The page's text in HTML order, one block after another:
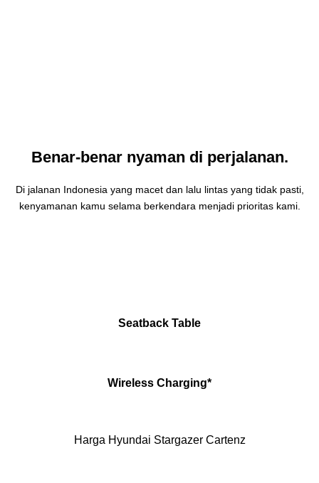
Benar-benar nyaman di perjalanan.
Di jalanan Indonesia yang macet dan lalu lintas yang tidak pasti,
kenyamanan kamu selama berkendara menjadi prioritas kami.
Seatback Table
Wireless Charging*
Harga Hyundai Stargazer Cartenz